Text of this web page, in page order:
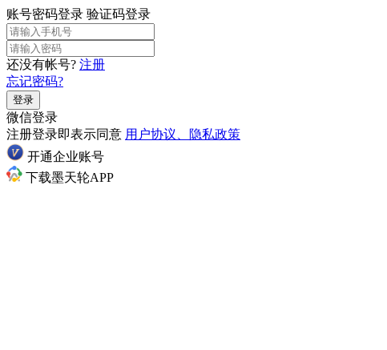
账号密码登录 验证码登录
还没有帐号? 注册
忘记密码?
登录
微信登录
注册登录即表示同意 用户协议、隐私政策
开通企业账号
下载墨天轮APP